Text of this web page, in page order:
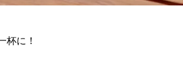
杯に！